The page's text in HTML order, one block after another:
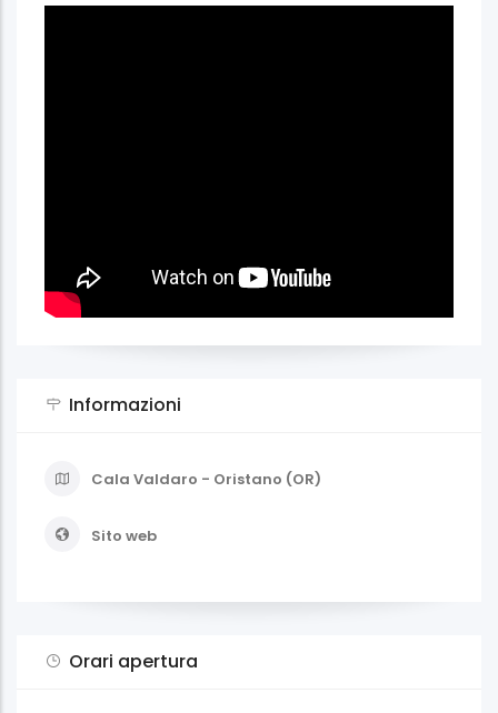
Informazioni
Cala Valdaro - Oristano (OR)
Sito web
Orari apertura